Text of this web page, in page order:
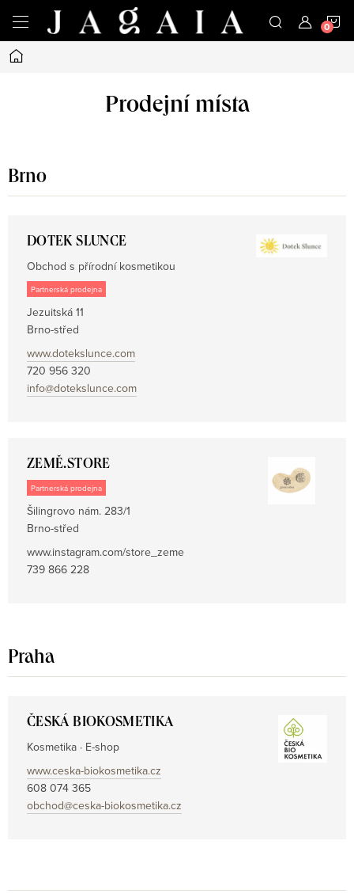
obsah
Domů
Prodejní místa
Brno
DOTEK SLUNCE
Obchod s přírodní kosmetikou
Partnerská prodejna
Jezuitská 11
Brno-střed
www.dotekslunce.com
720 956 320
info@dotekslunce.com
ZEMĚ.STORE
Partnerská prodejna
Šilingrovo nám. 283/1
Brno-střed
www.instagram.com/store_zeme
739 866 228
Praha
ČESKÁ BIOKOSMETIKA
Kosmetika · E-shop
www.ceska-biokosmetika.cz
608 074 365
obchod@ceska-biokosmetika.cz